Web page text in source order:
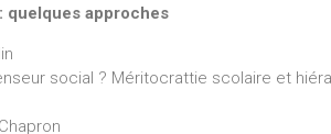
quelques approches
social ? Méritocrattie scolaire et